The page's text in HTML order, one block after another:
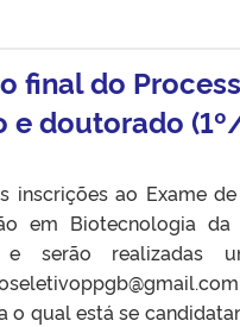
final do
e doutorado
inscrições ao Exame
em Biotecnologia
e serão realizadas
o qual está se